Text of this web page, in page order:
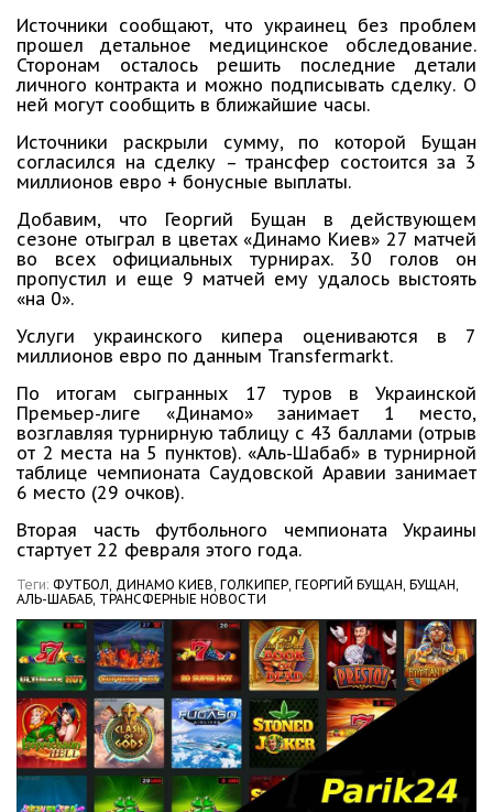
Источники сообщают, что украинец без проблем
прошел детальное медицинское обследование.
Сторонам осталось решить последние детали
личного контракта и можно подписывать сделку. О
ней могут сообщить в ближайшие часы.
Источники раскрыли сумму, по которой Бущан
согласился на сделку – трансфер состоится за 3
миллионов евро + бонусные выплаты.
Добавим, что Георгий Бущан в действующем
сезоне отыграл в цветах «Динамо Киев» 27 матчей
во всех официальных турнирах. 30 голов он
пропустил и еще 9 матчей ему удалось выстоять
«на 0».
Услуги украинского кипера оцениваются в 7
миллионов евро по данным Transfermarkt.
По итогам сыгранных 17 туров в Украинской
Премьер-лиге «Динамо» занимает 1 место,
возглавляя турнирную таблицу с 43 баллами (отрыв
от 2 места на 5 пунктов). «Аль-Шабаб» в турнирной
таблице чемпионата Саудовской Аравии занимает
6 место (29 очков).
Вторая часть футбольного чемпионата Украины
стартует 22 февраля этого года.
Теги: ФУТБОЛ, ДИНАМО КИЕВ, ГОЛКИПЕР, ГЕОРГИЙ БУЩАН, БУЩАН,
АЛЬ-ШАБАБ, ТРАНСФЕРНЫЕ НОВОСТИ